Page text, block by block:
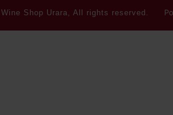
Shop Urara, All rights reserved.